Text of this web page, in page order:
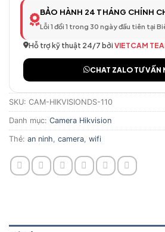
BẢO HÀNH 24 THÁNG CHÍNH
Lỗi 1 đổi 1 trong 30 ngày đầu tiên tại
Hỗ trợ kỹ thuật 24/7 bởi VIETCAM
CHAT ZALO TƯ VẤN
SKU: CAM-HIKVISIONDS-110
Danh mục: Camera Hikvision
Thẻ: an ninh camera wifi